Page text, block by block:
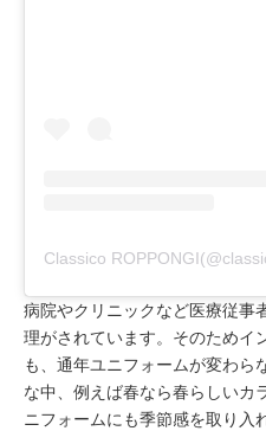
病院やクリニックなど医療従事
理がされています。そのためイ
も、通年ユニフォームが変わら
な中、例えば春なら春らしいカ
ニフォームにも季節感を取り入